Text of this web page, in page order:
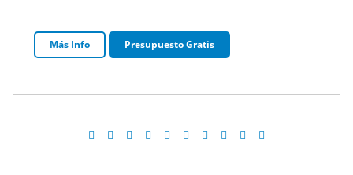
Más Info Presupuesto Gratis